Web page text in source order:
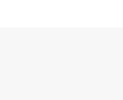
с оптимальным
рядом ценных
таких как:
поверхность волоки